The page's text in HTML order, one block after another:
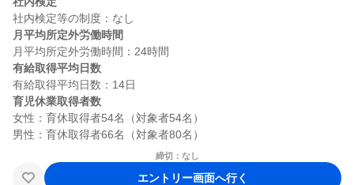
月平均所定外労働時間
有給取得平均日数
育児休業取得者数
女性：育休取得者54名（対象者54名）
締切：なし
エントリー画面へ行く